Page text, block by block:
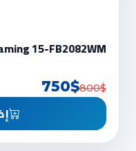
15-FB2082WM
800$
750$